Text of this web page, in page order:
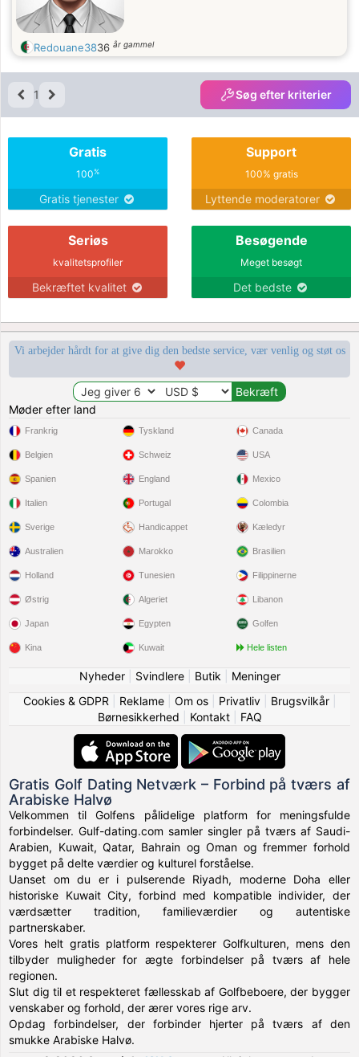
Redouane3836 år gammel
1 Søg efter kriterier
Gratis
100%
Gratis tjenester
Support
100% gratis
Lyttende moderatorer
Seriøs
kvalitetsprofiler
Bekræftet kvalitet
Besøgende
Meget besøgt
Det bedste
Vi arbejder hårdt for at give dig den bedste service, vær venlig og støt os
Møder efter land
Frankrig
Belgien
Spanien
Italien
Sverige
Tyskland
Schweiz
England
Portugal
Handicappet
Canada
USA
Mexico
Colombia
Kæledyr
Australien
Holland
Østrig
Japan
Kina
Marokko
Tunesien
Algeriet
Egypten
Kuwait
Brasilien
Filippinerne
Libanon
Golfen
Hele listen
Nyheder| Svindlere| Butik
Meninger
Cookies & GDPR
Reklame| Om os| Privatliv| Brugsvilkår|
Børnesikkerhed
Kontakt| FAQ
Gratis Golf Dating Netværk – Forbind på tværs af
Arabiske Halvø
Velkommen til Golfens pålidelige platform for meningsfulde
forbindelser. Gulf-dating.com samler singler på tværs af Saudi-
Arabien, Kuwait, Qatar, Bahrain og Oman og fremmer forhold
bygget på delte værdier og kulturel forståelse.
Uanset om du er i pulserende Riyadh, moderne Doha eller
historiske Kuwait City, forbind med kompatible individer, der
værdsætter tradition, familieværdier og autentiske
partnerskaber.
Vores helt gratis platform respekterer Golfkulturen, mens den
tilbyder muligheder for ægte forbindelser på tværs af hele
regionen.
Slut dig til et respekteret fællesskab af Golfbeboere, der bygger
venskaber og forhold, der ærer vores rige arv.
Opdag forbindelser, der forbinder hjerter på tværs af den
smukke Arabiske Halvø.